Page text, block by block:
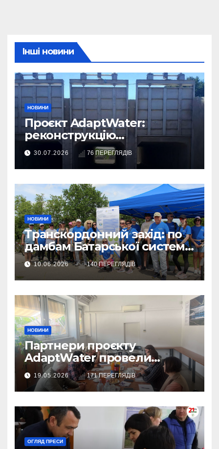
Інші новини
НОВИНИ
Проєкт AdaptWater:
реконструкцію
розподільчого шлюза
завершено
30.07.2026 76 ПЕРЕГЛЯДІВ
НОВИНИ
Транскордонний захід: по
дамбам Батарської системи
– на велосипедах
10.06.2026 140 ПЕРЕГЛЯДІВ
НОВИНИ
Партнери проєкту
AdaptWater провели
робочу зустріч
19.05.2026 171 ПЕРЕГЛЯДІВ
ОГЛЯД ПРЕСИ